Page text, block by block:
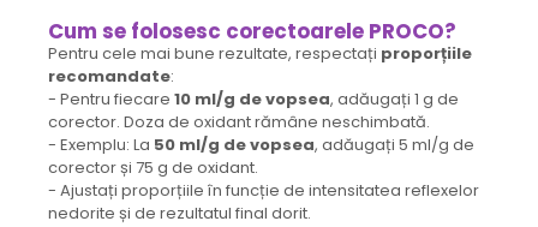
Cum se folosesc corectoarele PROCO?
Pentru cele mai bune rezultate, respectați proporțiile
recomandate:
- Pentru fiecare 10 ml/g de vopsea, adăugați 1 g de
corector. Doza de oxidant rămâne neschimbată.
- Exemplu: La 50 ml/g de vopsea, adăugați 5 ml/g de
corector și 75 g de oxidant.
- Ajustați proporțiile în funcție de intensitatea reflexelor
nedorite și de rezultatul final dorit.